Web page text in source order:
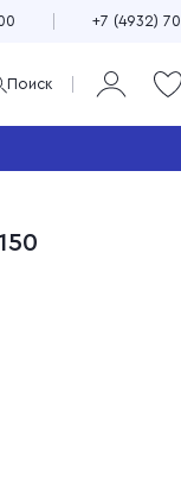
+7 (4932)
Поиск